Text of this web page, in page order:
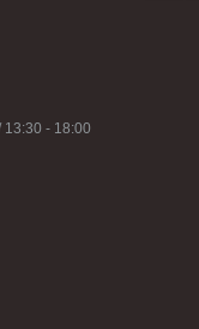
13:30 - 18:00